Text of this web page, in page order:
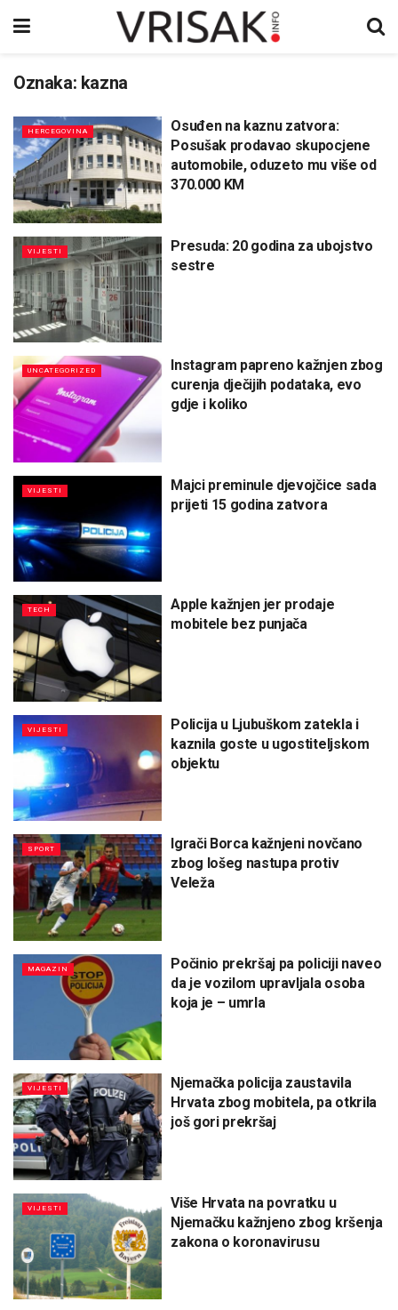
Oznaka: kazna
HERCEGOVINA
Osuđen na kaznu zatvora:
Posušak prodavao skupocjene
automobile, oduzeto mu više od
370.000 KM
VIJESTI
Presuda: 20 godina za ubojstvo
sestre
UNCATEGORIZED
Instagram papreno kažnjen zbog
curenja dječijih podataka, evo
gdje i koliko
VIJESTI
Majci preminule djevojčice sada
prijeti 15 godina zatvora
TECH
Apple kažnjen jer prodaje
mobitele bez punjača
VIJESTI
Policija u Ljubuškom zatekla i
kaznila goste u ugostiteljskom
objektu
SPORT
Igrači Borca kažnjeni novčano
zbog lošeg nastupa protiv
Veleža
MAGAZIN
Počinio prekršaj pa policiji naveo
da je vozilom upravljala osoba
koja je – umrla
VIJESTI
Njemačka policija zaustavila
Hrvata zbog mobitela, pa otkrila
još gori prekršaj
VIJESTI
Više Hrvata na povratku u
Njemačku kažnjeno zbog kršenja
zakona o koronavirusu